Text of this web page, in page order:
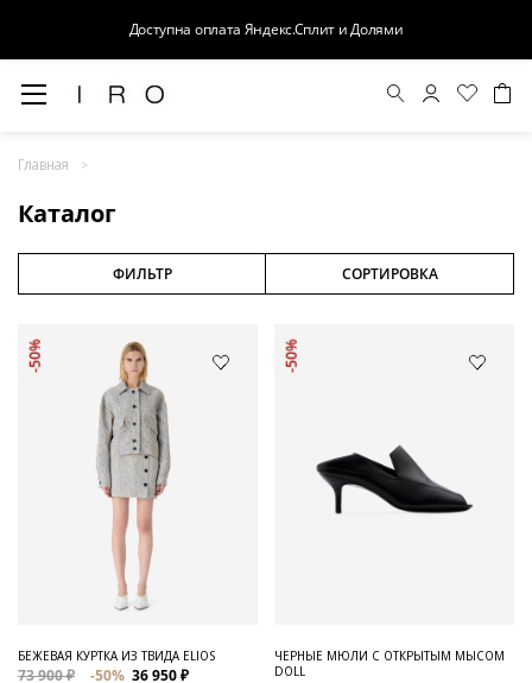
Доступна оплата Яндекс.Сплит и Долями
Главная
Каталог
ФИЛЬТР СОРТИРОВКА
-50%
БЕЖЕВАЯ КУРТКА ИЗ ТВИДА ELIOS
73 900 ₽ -50% 36 950 ₽
-50%
ЧЕРНЫЕ МЮЛИ С ОТКРЫТЫМ МЫСОМ
DOLL